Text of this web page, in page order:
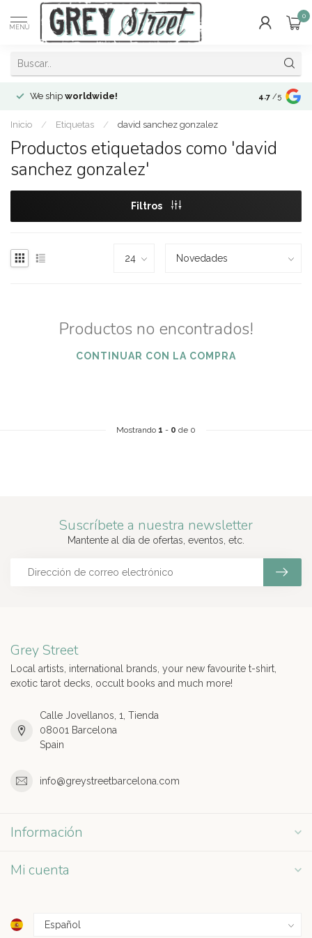
MENÚ
0
We ship worldwide! !Envíos a
4.7 /5
Inicio / Etiquetas / david sanchez gonzalez
Productos etiquetados como 'david
sanchez gonzalez'
Filtros
Productos no encontrados!
CONTINUAR CON LA COMPRA
Mostrando 1 - 0 de 0
Suscríbete a nuestra newsletter
Mantente al día de ofertas, eventos, etc.
Grey Street
Local artists, international brands, your new favourite t-shirt,
exotic tarot decks, occult books and much more!
Calle Jovellanos, 1, Tienda
08001 Barcelona
Spain
info@greystreetbarcelona.com
Información
Mi cuenta